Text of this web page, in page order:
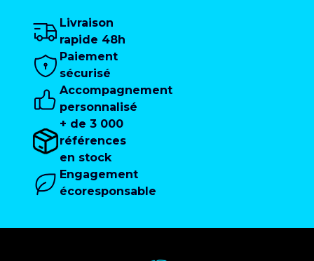
Livraison
rapide 48h
Paiement
sécurisé
Accompagnement
personnalisé
+ de 3 000
références
en stock
Engagement
écoresponsable